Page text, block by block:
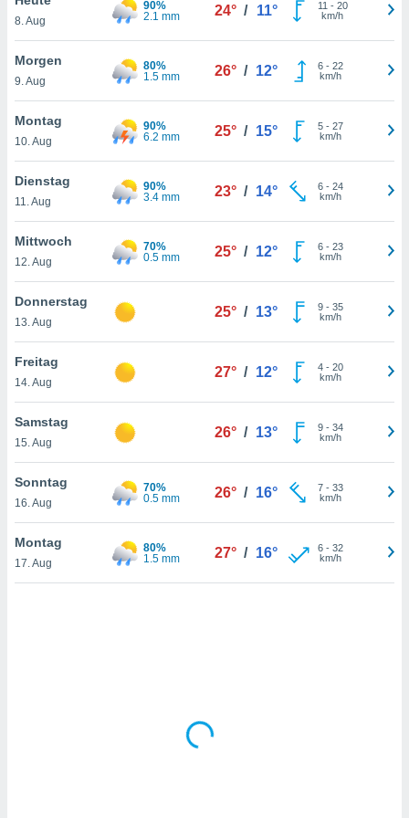
oder
Partner
es uns
das
der
Profil zu
Ihnen
finden
. Sie
jederzeit
Rand
8. Aug
90%
2.1 mm
24° / 11° 11 - 20
km/h
Morgen
9. Aug
80%
1.5 mm
26° / 12° 6- 22
km/h
Montag
10. Aug
90%
6.2 mm
25° / 15° 5- 27
km/h
Dienstag
11. Aug
90%
3.4 mm
23° / 14° 6- 24
km/h
Mittwoch
12. Aug
70%
0.5 mm
25° / 12° 6- 23
km/h
Donnerstag
13. Aug
25° / 13° 9- 35
km/h
Freitag
14. Aug
27° / 12° 4- 20
km/h
Samstag
15. Aug
26° / 13° 9- 34
km/h
Sonntag
16. Aug
70%
0.5 mm
26° / 16° 7- 33
km/h
Montag
17. Aug
80%
1.5 mm
27° / 16° 6- 32
km/h